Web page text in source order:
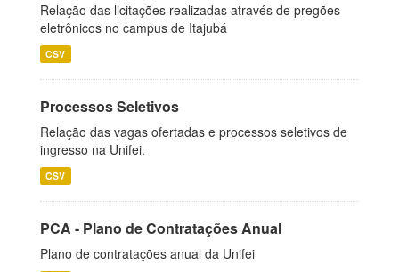
Relação das licitações realizadas através de pregões
eletrônicos no campus de Itajubá
CSV
Processos Seletivos
Relação das vagas ofertadas e processos seletivos de
ingresso na Unifei.
CSV
PCA - Plano de Contratações Anual
Plano de contratações anual da Unifei